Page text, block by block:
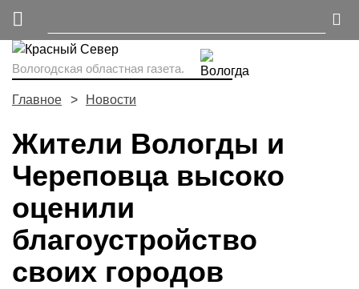
Вологодская областная газета.
Главное Новости
Жители Вологды и
Череповца высоко
оценили
благоустройство
своих городов